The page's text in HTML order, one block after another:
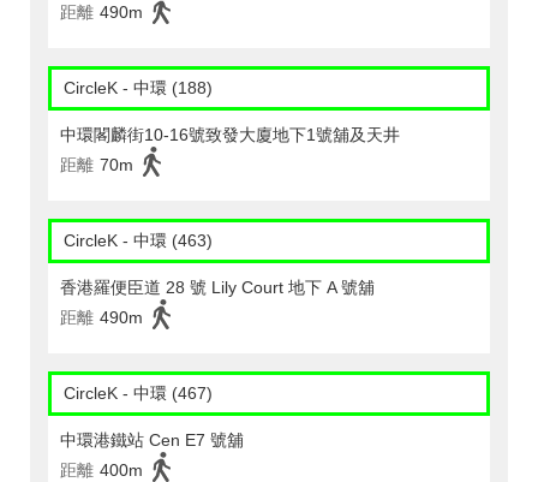
距離 490m
CircleK - 中環 (188)
中環閣麟街10-16號致發大廈地下1號舖及天井
距離 70m
CircleK - 中環 (463)
香港羅便臣道 28 號 Lily Court 地下 A 號舖
距離 490m
CircleK - 中環 (467)
中環港鐵站 Cen E7 號舖
距離 400m